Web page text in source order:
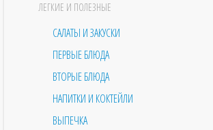
ЛЕГКИЕ И ПОЛЕЗНЫЕ
САЛАТЫ И ЗАКУСКИ
ПЕРВЫЕ БЛЮДА
ВТОРЫЕ БЛЮДА
НАПИТКИ И КОКТЕЙЛИ
ВЫПЕЧКА